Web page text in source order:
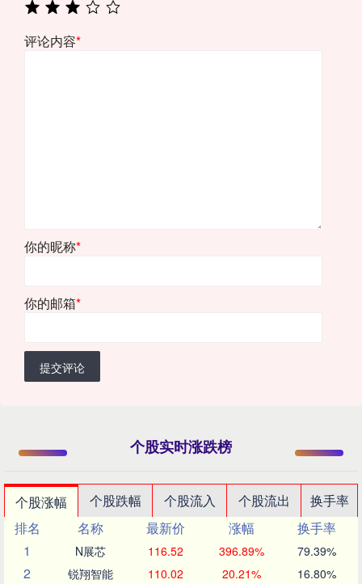
评论内容*
你的昵称*
你的邮箱*
提交评论
个股实时涨跌榜
个股涨幅 个股跌幅 个股流入 个股流出
换手率
排名
名称 最新价 涨幅
换手率
1
N展芯 116.52 396.89% 79.39%
2 锐翔智能 110.02 20.21% 16.80%